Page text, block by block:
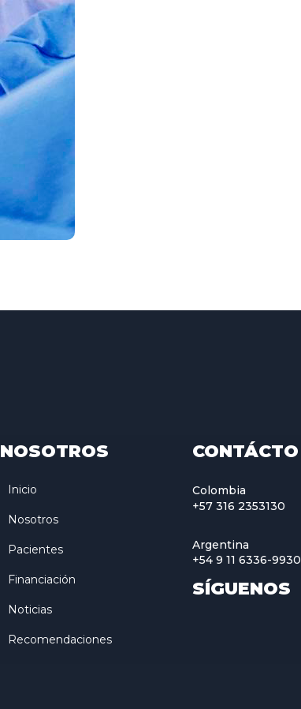
NOSOTROS
Inicio
Nosotros
Pacientes
Financiación
Noticias
Recomendaciones
CONTÁCTO
Colombia
+57 316 2353130
Argentina
+54 9 11 6336-9930
SÍGUENOS